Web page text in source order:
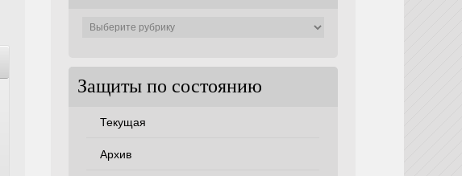
Защиты по состоянию
Текущая
Архив